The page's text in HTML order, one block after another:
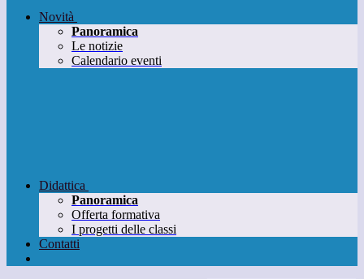
Novità
Panoramica
Le notizie
Calendario eventi
Didattica
Panoramica
Offerta formativa
I progetti delle classi
Contatti